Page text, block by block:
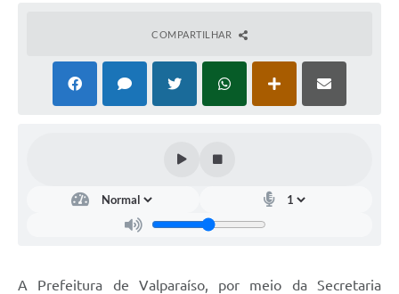
Projetos
Jornal
COMPARTILHAR
A Prefeitura de Valparaíso, por meio da Secretaria